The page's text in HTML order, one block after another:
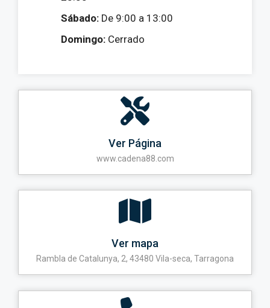
Sábado: De 9:00 a 13:00
Domingo: Cerrado
Ver Página
www.cadena88.com
Ver mapa
Rambla de Catalunya, 2, 43480 Vila-seca, Tarragona